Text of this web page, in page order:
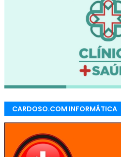
CARDOSO.COM INFORMÁTICA